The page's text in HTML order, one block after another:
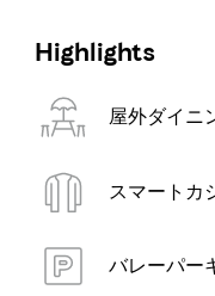
Highlights
屋外ダイニ
スマートカ
バレーパー